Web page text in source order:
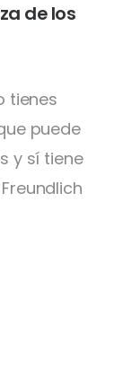
de los
tienes
puede
y sí tiene